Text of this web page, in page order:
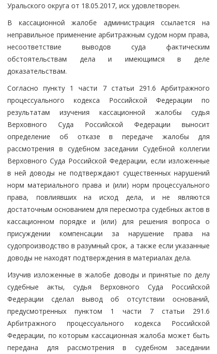
Уральского округа от 18.05.2017, иск удовлетворен.
В кассационной жалобе администрация ссылается на
неправильное применение арбитражным судом норм права,
несоответствие выводов суда фактическим
обстоятельствам дела и имеющимся в деле
доказательствам.
Согласно пункту 1 части 7 статьи 291.6 Арбитражного
процессуального кодекса Российской Федерации по
результатам изучения кассационной жалобы судья
Верховного Суда Российской Федерации выносит
определение об отказе в передаче жалобы для
рассмотрения в судебном заседании Судебной коллегии
Верховного Суда Российской Федерации, если изложенные
в ней доводы не подтверждают существенных нарушений
норм материального права и (или) норм процессуального
права, повлиявших на исход дела, и не являются
достаточным основанием для пересмотра судебных актов в
кассационном порядке и (или) для решения вопроса о
присуждении компенсации за нарушение права на
судопроизводство в разумный срок, а также если указанные
доводы не находят подтверждения в материалах дела.
Изучив изложенные в жалобе доводы и принятые по делу
судебные акты, судья Верховного Суда Российской
Федерации сделал вывод об отсутствии оснований,
предусмотренных пунктом 1 части 7 статьи 291.6
Арбитражного процессуального кодекса Российской
Федерации, по которым кассационная жалоба может быть
передана для рассмотрения в судебном заседании